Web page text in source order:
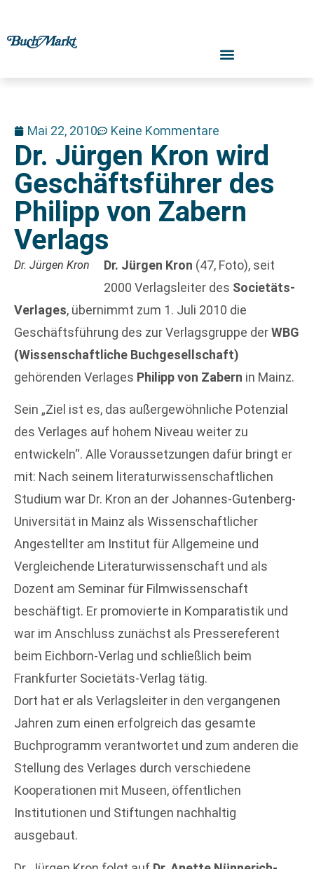
Mai 22, 2010 Keine Kommentare
Dr. Jürgen Kron wird
Geschäftsführer des
Philipp von Zabern
Verlags
Dr. Jürgen Kron Dr. Jürgen Kron (47, Foto), seit
2000 Verlagsleiter des Societäts-
Verlages, übernimmt zum 1. Juli 2010 die
Geschäftsführung des zur Verlagsgruppe derWBG
(Wissenschaftliche Buchgesellschaft)
gehörenden Verlages Philipp von Zabern in Mainz.
Sein „Ziel ist es, das außergewöhnliche Potenzial
des Verlages auf hohem Niveau weiter zu
entwickeln“. Alle Voraussetzungen dafür bringt er
mit: Nach seinem literaturwissenschaftlichen
Studium war Dr. Kron an der Johannes-Gutenberg-
Universität in Mainz als Wissenschaftlicher
Angestellter am Institut für Allgemeine und
Vergleichende Literaturwissenschaft und als
Dozent am Seminar für Filmwissenschaft
beschäftigt. Er promovierte in Komparatistik und
war im Anschluss zunächst als Pressereferent
beim Eichborn-Verlag und schließlich beim
Frankfurter Societäts-Verlag tätig.
Dort hat er als Verlagsleiter in den vergangenen
Jahren zum einen erfolgreich das gesamte
Buchprogramm verantwortet und zum anderen die
Stellung des Verlages durch verschiedene
Kooperationen mit Museen, öffentlichen
Institutionen und Stiftungen nachhaltig
ausgebaut.